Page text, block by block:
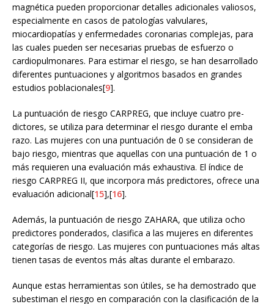
magnética pueden proporcionar detalles adicionales valiosos,
especialmente en casos de patologías valvulares,
miocardiopatías y enfermedades coronarias complejas, para
las cuales pueden ser necesarias pruebas de esfuerzo o
cardiopulmonares. Para estimar el riesgo, se han desarrollado
diferentes puntuaciones y algoritmos basados en grandes
estudios poblacionales[9].
La puntuación de riesgo CARPREG, que incluye cuatro pre-
dictores, se utiliza para determinar el riesgo durante el emba
razo. Las mujeres con una puntuación de 0 se consideran de
bajo riesgo, mientras que aquellas con una puntuación de 1 o
más requieren una evaluación más exhaustiva. El índice de
riesgo CARPREG II, que incorpora más predictores, ofrece una
evaluación adicional[15],[16].
Además, la puntuación de riesgo ZAHARA, que utiliza ocho
predictores ponderados, clasifica a las mujeres en diferentes
categorías de riesgo. Las mujeres con puntuaciones más altas
tienen tasas de eventos más altas durante el embarazo.
Aunque estas herramientas son útiles, se ha demostrado que
subestiman el riesgo en comparación con la clasificación de la